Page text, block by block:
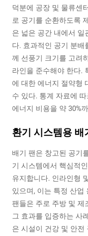
덕분에 공장 및 물류센
로 공기를 순환하도록
은 넓은 공간 내에서 일
다. 효과적인 공기 분
께 선풍기 크기를 고려
라인을 준수해야 한다.
에 대한 에너지 절약형
수 있다. 통계 자료에
에너지 비용을 약 30%
환기 시스템용 배
배기 팬은 창고된 공기
기 시스템에서 핵심적
유지합니다. 인라인형
있으며, 이는 특정 산업
팬들은 주로 주방 및 제
그 효과를 입증하는 사
은 시설이 건강 및 안전